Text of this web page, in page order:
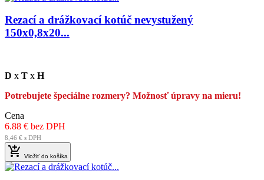
Rezací a drážkovací kotúč nevystužený
150x0,8x20...
D x T x H
Potrebujete špeciálne rozmery? Možnosť úpravy na mieru!
Cena
6.88 € bez DPH
8,46 € s DPH
 Vložiť do košíka